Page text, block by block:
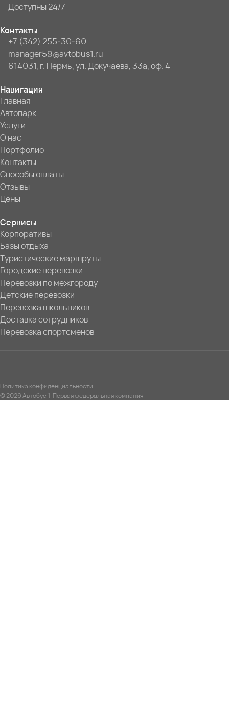
Доступны 24/7
Контакты
+7 (342) 255-30-60
manager59@avtobus1.ru
614031, г. Пермь, ул. Докучаева, 33а, оф. 4
Навигация
Главная
Автопарк
Услуги
О нас
Портфолио
Контакты
Способы оплаты
Отзывы
Цены
Сервисы
Корпоративы
Базы отдыха
Туристические маршруты
Городские перевозки
Перевозки по межгороду
Детские перевозки
Перевозка школьников
Доставка сотрудников
Перевозка спортсменов
Политика конфиденциальности
© 2026 Автобус 1. Первая федеральная компания.